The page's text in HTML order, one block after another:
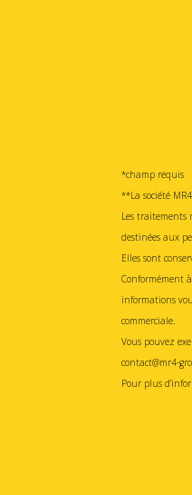
*champ requis
**La société
Les traitements
destinées aux
Elles sont
Conformément
informations
commerciale.
Vous pouvez
contact@mr4-
Pour plus